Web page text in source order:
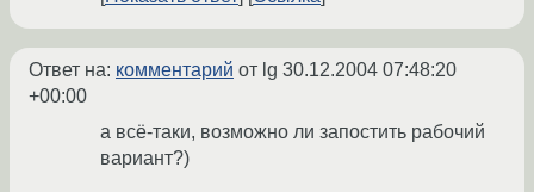
Ответ на: комментарий от lg 30.12.2004 07:48:20
+00:00
а всё-таки, возможно ли запостить рабочий
вариант?)